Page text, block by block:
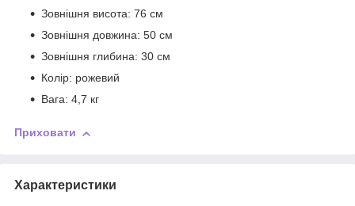
Зовнішня висота: 76 см
Зовнішня довжина: 50 см
Зовнішня глибина: 30 см
Колір: рожевий
Вага: 4,7 кг
Приховати
Характеристики